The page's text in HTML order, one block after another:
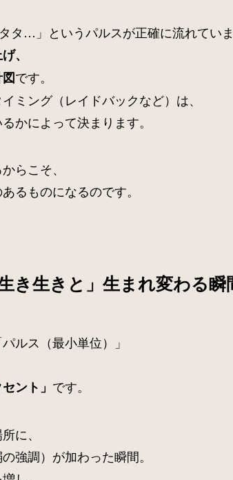
タ…」というパルスが正確に流れてい
、
です。
ミング（レイドバックなど）は、
かによって決まります。
らこそ、
るものになるのです。
き生きと」生まれ変わる瞬
ルス（最小単位）」
セント」 です。
に、
強調）が加わった瞬間。